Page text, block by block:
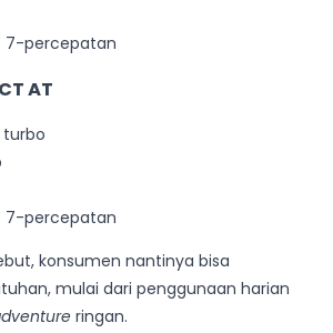
7-percepatan
AT
turbo
7-percepatan
konsumen nantinya bisa
mulai dari penggunaan harian
ringan.